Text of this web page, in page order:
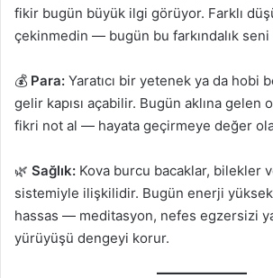
fikir bugün büyük ilgi görüyor. Farklı
çekinmedin — bugün bu farkındalık seni
💰 Para: Yaratıcı bir yetenek ya da hobi
gelir kapısı açabilir. Bugün aklına gelen o
fikri not al — hayata geçirmeye değer
🌿 Sağlık: Kova burcu bacaklar, bilekler
sistemiyle ilişkilidir. Bugün enerji
hassas — meditasyon, nefes egzersizi
yürüyüşü dengeyi korur.